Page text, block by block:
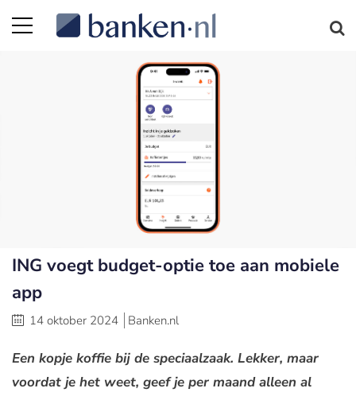
ING voegt budget-optie toe aan mobiele
app
14 oktober 2024 Banken.nl
Een kopje koffie bij de speciaalzaak. Lekker, maar
voordat je het weet, geef je per maandalleen al